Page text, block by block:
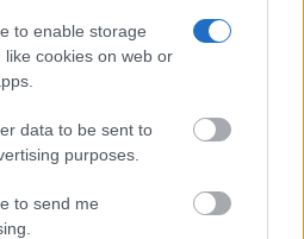
to enable storage
cookies on web or
data to be sent to
purposes.
to send me